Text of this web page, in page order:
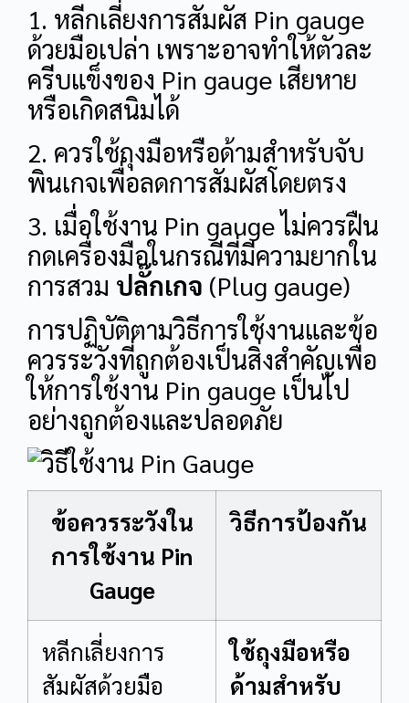
1. หลีกเลี่ยงการสัมผัส Pin gauge
ด้วยมือเปล่า เพราะอาจทำให้ตัวละ
ครีบแข็งของ Pin gauge เสียหาย
หรือเกิดสนิมได้
2. ควรใช้ถุงมือหรือด้ามสำหรับจับ
พินเกจเพื่อลดการสัมผัสโดยตรง
3. เมื่อใช้งาน Pin gauge ไม่ควรฝืน
กดเครื่องมือในกรณีที่มีความยากใน
การสวม ปลั๊กเกจ (Plug gauge)
การปฏิบัติตามวิธีการใช้งานและข้อ
ควรระวังที่ถูกต้องเป็นสิ่งสำคัญเพื่อ
ให้การใช้งาน Pin gauge เป็นไป
อย่างถูกต้องและปลอดภัย
ข้อควรระวังใน
การใช้งาน Pin
Gauge
วิธีการป้องกัน
หลีกเลี่ยงการ
สัมผัสด้วยมือ
ใช้ถุงมือหรือ
ด้ามสำหรับ